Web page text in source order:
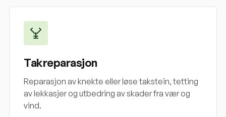
Takreparasjon
Reparasjon av knekte eller løse takstein, tetting
av lekkasjer og utbedring av skader fra vær og
vind.